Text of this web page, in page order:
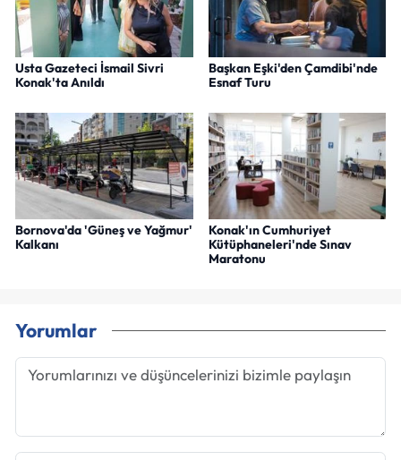
Usta Gazeteci İsmail Sivri
Konak'ta Anıldı
Başkan Eşki'den Çamdibi'nde
Esnaf Turu
Bornova'da 'Güneş ve Yağmur'
Kalkanı
Konak'ın Cumhuriyet
Kütüphaneleri'nde Sınav
Maratonu
Yorumlar